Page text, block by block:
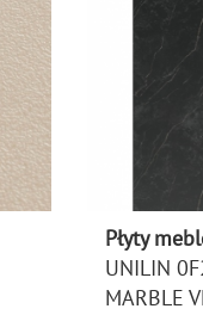
Płyty
UNILIN
MARBLE